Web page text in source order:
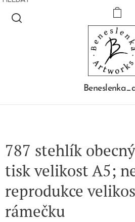
787 stehlík
tisk velikost A5;
reprodukce
rámečku